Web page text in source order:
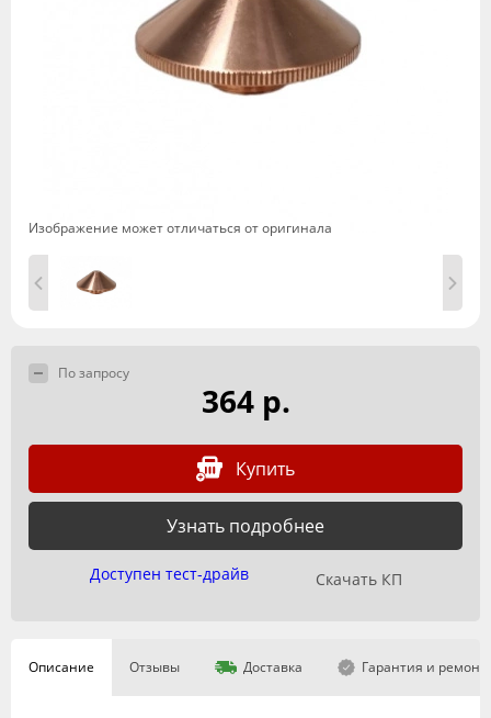
Изображение может отличаться от оригинала
По запросу
364 р.
Купить
Узнать подробнее
Доступен тест-драйв Скачать КП
Описание Отзывы Доставка Гарантия и ремонт